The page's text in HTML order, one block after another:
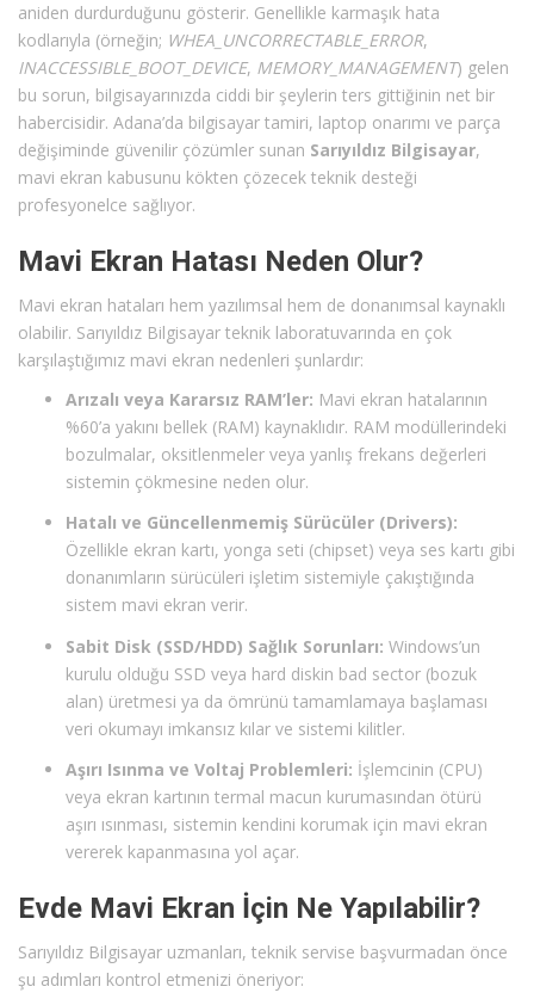
aniden durdurduğunu gösterir. Genellikle karmaşık hata
kodlarıyla (örneğin; WHEA_UNCORRECTABLE_ERROR,
INACCESSIBLE_BOOT_DEVICE, MEMORY_MANAGEMENT) gelen
bu sorun, bilgisayarınızda ciddi bir şeylerin ters gittiğinin net bir
habercisidir. Adana’da bilgisayar tamiri, laptop onarımı ve parça
değişiminde güvenilir çözümler sunan Sarıyıldız Bilgisayar,
mavi ekran kabusunu kökten çözecek teknik desteği
profesyonelce sağlıyor.
Mavi Ekran Hatası Neden Olur?
Mavi ekran hataları hem yazılımsal hem de donanımsal kaynaklı
olabilir. Sarıyıldız Bilgisayar teknik laboratuvarında en çok
karşılaştığımız mavi ekran nedenleri şunlardır:
Arızalı veya Kararsız RAM’ler: Mavi ekran hatalarının
%60’a yakını bellek (RAM) kaynaklıdır. RAM modüllerindeki
bozulmalar, oksitlenmeler veya yanlış frekans değerleri
sistemin çökmesine neden olur.
Hatalı ve Güncellenmemiş Sürücüler (Drivers):
Özellikle ekran kartı, yonga seti (chipset) veya ses kartı gibi
donanımların sürücüleri işletim sistemiyle çakıştığında
sistem mavi ekran verir.
Sabit Disk (SSD/HDD) Sağlık Sorunları: Windows’un
kurulu olduğu SSD veya hard diskin bad sector (bozuk
alan) üretmesi ya da ömrünü tamamlamaya başlaması
veri okumayı imkansız kılar ve sistemi kilitler.
Aşırı Isınma ve Voltaj Problemleri: İşlemcinin (CPU)
veya ekran kartının termal macun kurumasından ötürü
aşırı ısınması, sistemin kendini korumak için mavi ekran
vererek kapanmasına yol açar.
Evde Mavi Ekran İçin Ne Yapılabilir?
Sarıyıldız Bilgisayar uzmanları, teknik servise başvurmadan önce
şu adımları kontrol etmenizi öneriyor: